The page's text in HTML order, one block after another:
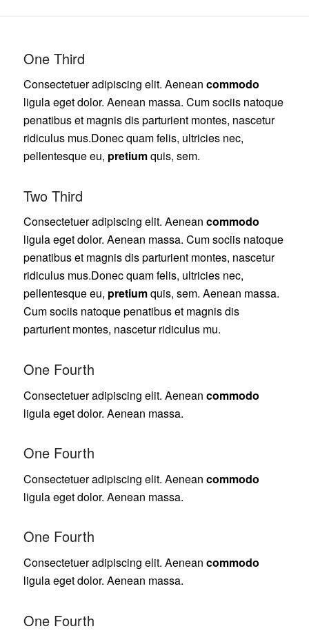
One Third
Consectetuer adipiscing elit. Aenean commodo
ligula eget dolor. Aenean massa. Cum sociis natoque
penatibus et magnis dis parturient montes, nascetur
ridiculus mus.Donec quam felis, ultricies nec,
pellentesque eu, pretiumquis, sem.
Two Third
Consectetuer adipiscing elit. Aenean commodo
ligula eget dolor. Aenean massa. Cum sociis natoque
penatibus et magnis dis parturient montes, nascetur
ridiculus mus.Donec quam felis, ultricies nec,
pellentesque eu, pretiumquis, sem. Aenean massa.
Cum sociis natoque penatibus et magnis dis
parturient montes, nascetur ridiculus mu.
One Fourth
Consectetuer adipiscing elit. Aenean commodo
ligula eget dolor. Aenean massa.
One Fourth
Consectetuer adipiscing elit. Aenean commodo
ligula eget dolor. Aenean massa.
One Fourth
Consectetuer adipiscing elit. Aenean commodo
ligula eget dolor. Aenean massa.
One Fourth